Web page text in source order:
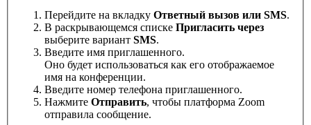
Перейдите на вкладку Ответный вызов или SMS.
В раскрывающемся списке Пригласить через
выберите вариант SMS.
Введите имя приглашенного.
Оно будет использоваться как его отображаемое
имя на конференции.
Введите номер телефона приглашенного.
Нажмите Отправить, чтобы платформа Zoom
отправила сообщение.